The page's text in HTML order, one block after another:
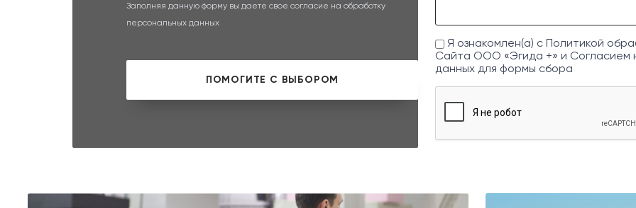
Заполняя данную форму вы даете свое согласие на обработку
персональных данных
Я ознакомлен(а) с Политикой
Сайта ООО «Эгида +» и Согласием
данных для формы сбора